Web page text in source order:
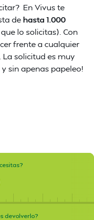
En Vivus te
de hasta 1.000
lo solicitas). Con
frente a cualquier
solicitud es muy
sin apenas papeleo!
devolverlo?